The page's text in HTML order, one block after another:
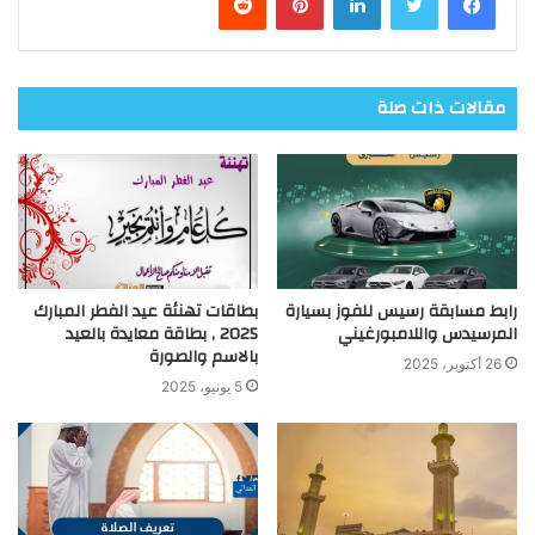
مقالات ذات صلة
رابط مسابقة رسيس للفوز بسيارة
المرسيدس واللامبورغيني
26 أكتوبر، 2025
بطاقات تهنئة عيد الفطر المبارك
2025 , بطاقة معايدة بالعيد
بالاسم والصورة
5 يونيو، 2025